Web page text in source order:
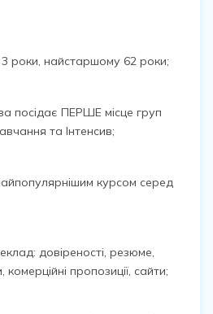
роки, найстаршому 62 роки;
посідає ПЕРШЕ місце груп
та Інтенсив;
курсом серед
довіреності, резюме,
пропозиції, сайти;